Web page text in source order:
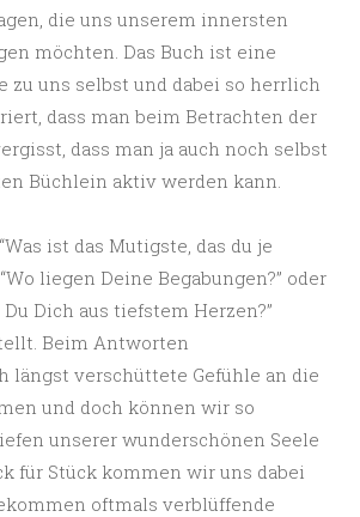
die uns unserem innersten
möchten. Das Buch ist eine
zu uns selbst und dabei so herrlich
dass man beim Betrachten der
dass man ja auch noch selbst
Büchlein aktiv werden kann.
ist das Mutigste, das du je
liegen Deine Begabungen?” oder
Dich aus tiefstem Herzen?”
Beim Antworten
längst verschüttete Gefühle an die
und doch können wir so
unserer wunderschönen Seele
für Stück kommen wir uns dabei
oftmals verblüffende